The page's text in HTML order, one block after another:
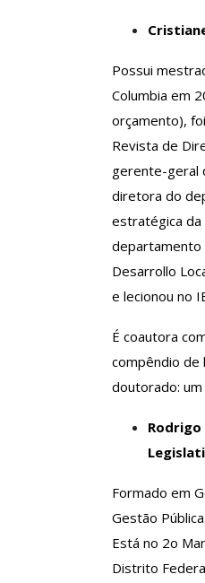
Possui
Columbia em
orçamento),
Revista de
gerente-geral
diretora do
estratégica da
departamento
Desarrollo
e lecionou no
É coautora
compêndio de
doutorado:
Rodrigo
Formado em
Gestão Pública.
Está no 2o
Distrito